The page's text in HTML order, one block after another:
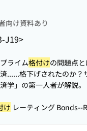
向け資料あり
J19>
ライム格付けの問題点
......格下げされたのか？
学」の第一人者が解説。
け レーティング